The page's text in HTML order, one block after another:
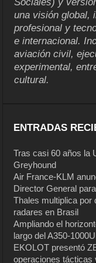
una visión global,
profesional y
e internacional.
aviación civil,
experimental,
cultural.
ENTRADAS
Tras casi 60 años la
Greyhound
Air France-KLM
Director General
Thales multiplica por
radares en Brasil
Ampliando el
largo del A350-
EKOLOT presentó
operaciones